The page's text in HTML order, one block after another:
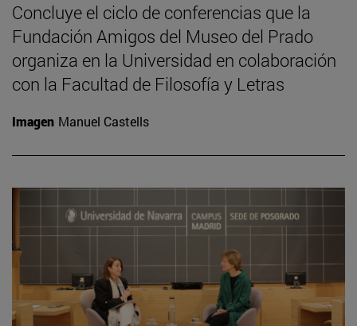
Concluye el ciclo de conferencias que la
Fundación Amigos del Museo del Prado
organiza en la Universidad en colaboración
con la Facultad de Filosofía y Letras
Imagen Manuel Castells